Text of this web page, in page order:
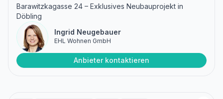
Barawitzkagasse 24 – Exklusives Neubauprojekt in
Döbling
Ingrid Neugebauer
EHL Wohnen GmbH
Anbieter kontaktieren